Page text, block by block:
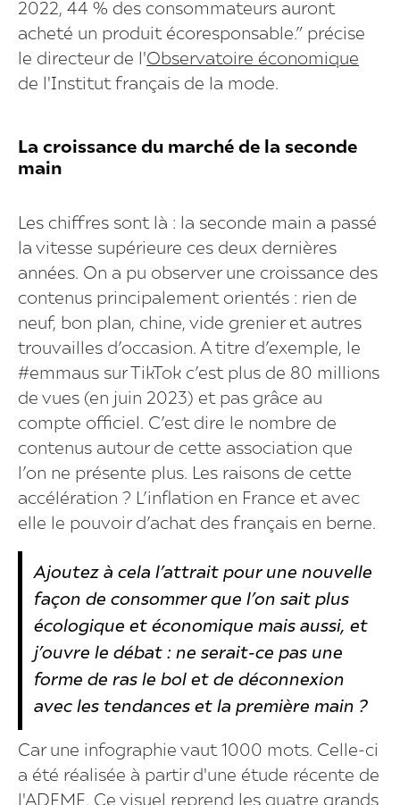
2022, 44 % des consommateurs auront
acheté un produit écoresponsable.” précise
le directeur de l'Observatoire économique
de l'Institut français de la mode.
La croissance du marché de la seconde
main
Les chiffres sont là : la seconde main a passé
la vitesse supérieure ces deux dernières
années. On a pu observer une croissance des
contenus principalement orientés : rien de
neuf, bon plan, chine, vide grenier et autres
trouvailles d’occasion. A titre d’exemple, le
#emmaus sur TikTok c’est plus de 80 millions
de vues (en juin 2023) et pas grâce au
compte officiel. C’est dire le nombre de
contenus autour de cette association que
l’on ne présente plus. Les raisons de cette
accélération ? L’inflation en France et avec
elle le pouvoir d’achat des français en berne.
Ajoutez à cela l’attrait pour une nouvelle
façon de consommer que l’on sait plus
écologique et économique mais aussi, et
j’ouvre le débat : ne serait-ce pas une
forme de ras le bol et de déconnexion
avec les tendances et la première main ?
Car une infographie vaut 1000 mots. Celle-ci
a été réalisée à partir d'une étude récente de
l'ADEME. Ce visuel reprend les quatre grands